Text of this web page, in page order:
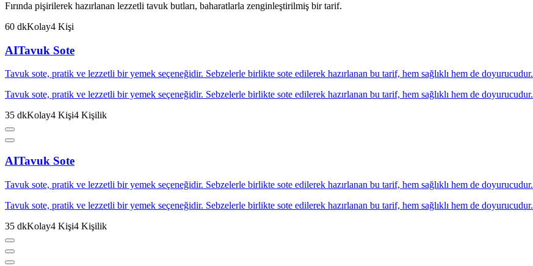
Fırında pişirilerek hazırlanan lezzetli tavuk butları, baharatlarla zenginleştirilmiş bir tarif.
60 dkKolay4 Kişi
AITavuk Sote
Tavuk sote, pratik ve lezzetli bir yemek seçeneğidir. Sebzelerle birlikte sote edilerek hazırlanan bu tarif, hem sağlıklı hem de doyurucudur.
Tavuk sote, pratik ve lezzetli bir yemek seçeneğidir. Sebzelerle birlikte sote edilerek hazırlanan bu tarif, hem sağlıklı hem de doyurucudur.
35 dkKolay4 Kişi4 Kişilik
AITavuk Sote
Tavuk sote, pratik ve lezzetli bir yemek seçeneğidir. Sebzelerle birlikte sote edilerek hazırlanan bu tarif, hem sağlıklı hem de doyurucudur.
Tavuk sote, pratik ve lezzetli bir yemek seçeneğidir. Sebzelerle birlikte sote edilerek hazırlanan bu tarif, hem sağlıklı hem de doyurucudur.
35 dkKolay4 Kişi4 Kişilik